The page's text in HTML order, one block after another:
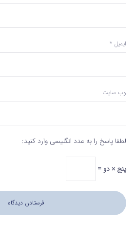
ایمیل *
وب‌ سایت
لطفا پاسخ را به عدد انگلیسی وارد کنید:
پنج × دو =